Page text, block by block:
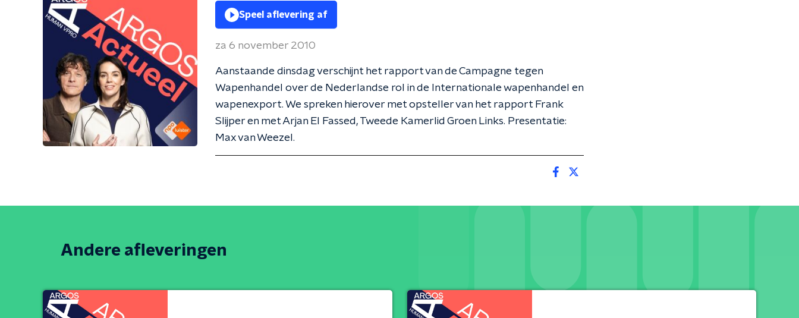
Speel aflevering af
za 6 november 2010
Aanstaande dinsdag verschijnt het rapport van de Campagne tegen
Wapenhandel over de Nederlandse rol in de Internationale wapenhandel en
wapenexport. We spreken hierover met opsteller van het rapport Frank
Slijper en met Arjan El Fassed, Tweede Kamerlid Groen Links. Presentatie:
Max van Weezel.
Andere afleveringen